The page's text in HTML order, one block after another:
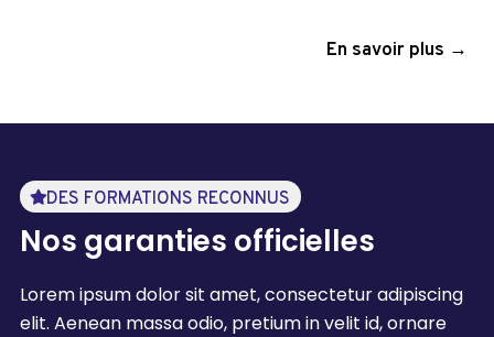
En savoir plus →
DES FORMATIONS RECONNUS
Nos garanties officielles
Lorem ipsum dolor sit amet, consectetur adipiscing
elit. Aenean massa odio, pretium in velit id, ornare